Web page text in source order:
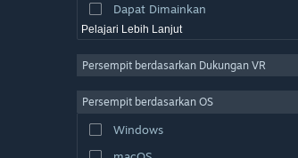
Dapat Dimainkan
Pelajari Lebih Lanjut
Persempit berdasarkan Dukungan VR
Persempit berdasarkan OS
Windows